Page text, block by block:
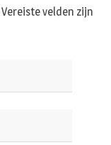
Vereiste velden zijn